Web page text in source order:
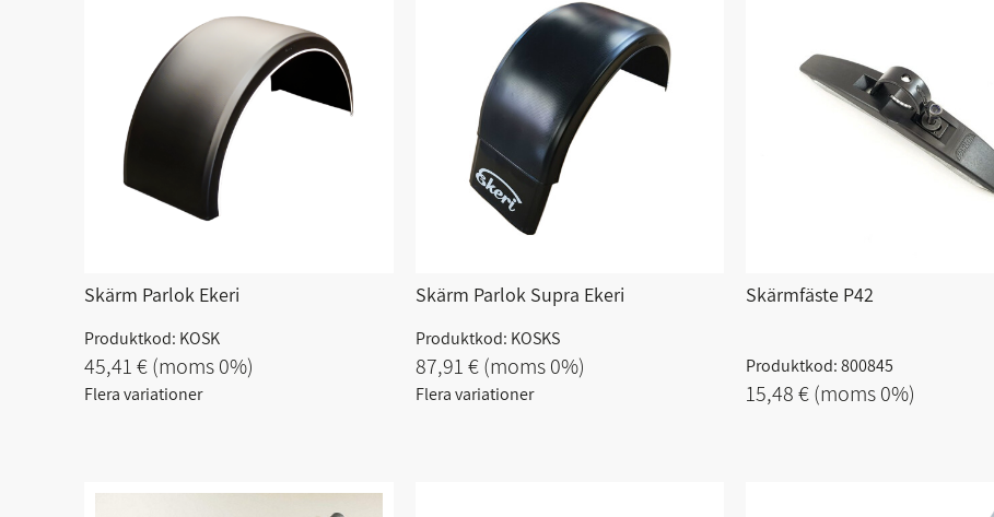
Skärm Parlok Ekeri
Produktkod: KOSK
45,41 €(moms 0%)
Flera variationer
Skärm Parlok Supra Ekeri
Produktkod: KOSKS
87,91 €(moms 0%)
Flera variationer
Skärmfäste P42
Produktkod: 800845
15,48 €(moms 0%)